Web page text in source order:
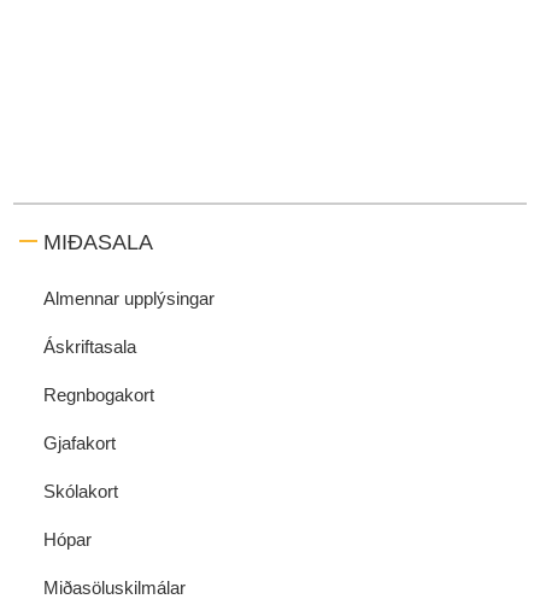
MIÐASALA
Almennar upplýsingar
Áskriftasala
Regnbogakort
Gjafakort
Skólakort
Hópar
Miðasöluskilmálar